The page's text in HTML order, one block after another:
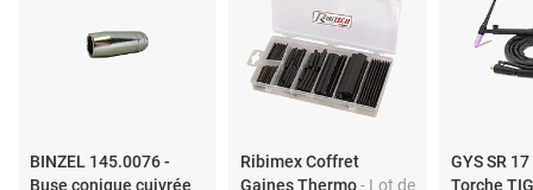
BINZEL 145.0076 -
Buse conique cuivrée
Ribimex Coffret
Gaines Thermo- Lot de
GYS SR
Torche